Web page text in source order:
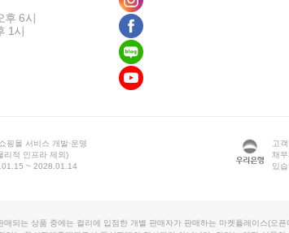
후 6시
1시
핑몰 서비스 개발·운영
리적 인프라 제외)
~ 2028.01.14
고
채
있습
매되는 상품 중에는 컬리에 입점한 개별 판매자가 판매하는 마켓플레이스(오픈